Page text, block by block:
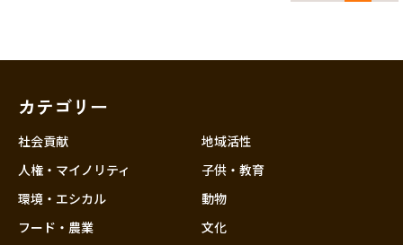
カテゴリー
社会貢献
人権・マイノリティ
環境・エシカル
フード・農業
地域活性
子供・教育
動物
文化